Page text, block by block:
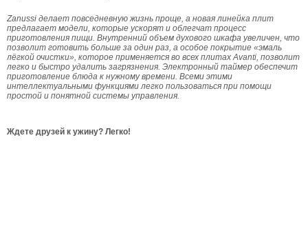
Zanussi делает повседневную жизнь проще, а новая линейка плит
предлагает модели, которые ускорят и облегчат процесс
приготовления пищи. Внутренний объем духового шкафа увеличен, что
позволит готовить больше за один раз, а особое покрытие «эмаль
лёгкой очистки», которое применяется во всех плитах Avanti, позволит
легко и быстро удалить загрязнения. Электронный таймер обеспечит
приготовление блюда к нужному времени. Всеми этими
интеллектуальными функциями легко пользоваться при помощи
простой и понятной системы управления.
Ждете друзей к ужину? Легко!